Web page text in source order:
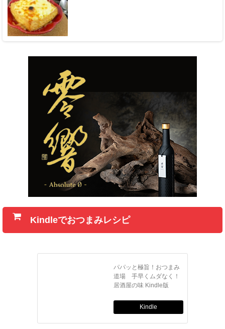
Kindleでおつまみレシピ
パパッと極旨！おつまみ
道場 手早くムダなく！
居酒屋の味 Kindle版
Kindle